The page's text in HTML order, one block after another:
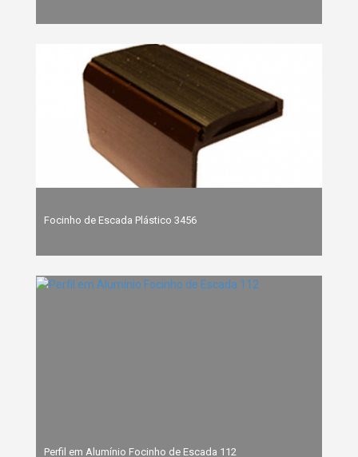
Focinho de Escada Plástico 3456
Perfil em Alumínio Focinho de Escada 112